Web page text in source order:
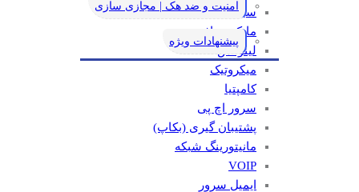
سیسکو
مایکروسافت
لینوکس
میکروتیک
کامپتیا
سرور اچ پی
پشتیبان گیری (بکاپ)
مانيتورينگ شبکه
VOIP
ایمیل سرور
امنیت و ضد هک | مجازی سازی
پیشنهادات ویژه